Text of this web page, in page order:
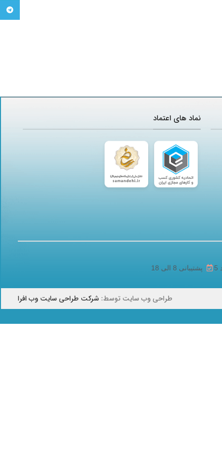
نماد های اعتماد
پشتیبانی 8 الی 18
طراحی وب سایت توسط: شرکت طراحی سایت وب افرا
تلگرام